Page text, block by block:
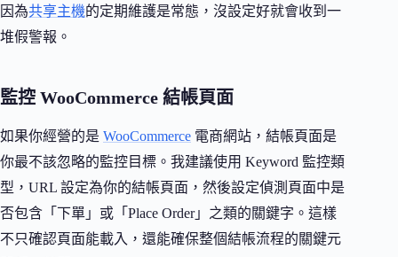
因為共享主機的定期維護是常態，沒設定好就會收到一
堆假警報。
監控 WooCommerce 結帳頁面
如果你經營的是 WooCommerce 電商網站，結帳頁面是
你最不該忽略的監控目標。我建議使用 Keyword 監控類
型，URL 設定為你的結帳頁面，然後設定偵測頁面中是
否包含「下單」或「Place Order」之類的關鍵字。這樣
不只確認頁面能載入，還能確保整個結帳流程的關鍵元